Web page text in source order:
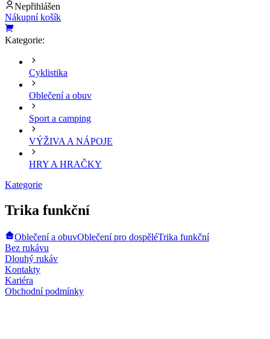
Nepřihlášen
Nákupní košík
Kategorie:
Cyklistika
Oblečení a obuv
Sport a camping
VÝŽIVA A NÁPOJE
HRY A HRAČKY
Kategorie
Trika funkční
Oblečení a obuvOblečení pro dospěléTrika funkční
Bez rukávu
Dlouhý rukáv
Kontakty
Kariéra
Obchodní podmínky